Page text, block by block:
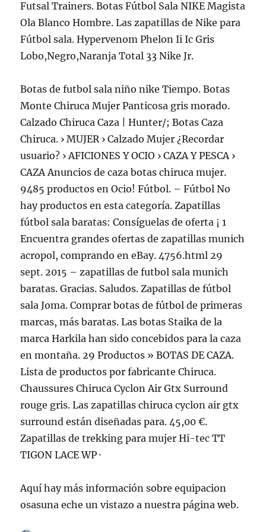
Futsal Trainers. Botas Fútbol Sala NIKE Magista
Ola Blanco Hombre. Las zapatillas de Nike para
Fútbol sala. Hypervenom Phelon Ii Ic Gris
Lobo,Negro,Naranja Total 33 Nike Jr.
Botas de futbol sala niño nike Tiempo. Botas
Monte Chiruca Mujer Panticosa gris morado.
Calzado Chiruca Caza | Hunter/; Botas Caza
Chiruca. › MUJER › Calzado Mujer ¿Recordar
usuario? › AFICIONES Y OCIO › CAZA Y PESCA ›
CAZA Anuncios de caza botas chiruca mujer.
9485 productos en Ocio! Fútbol. – Fútbol No
hay productos en esta categoría. Zapatillas
fútbol sala baratas: Consíguelas de oferta ¡ 1
Encuentra grandes ofertas de zapatillas munich
acropol, comprando en eBay. 4756.html 29
sept. 2015 – zapatillas de futbol sala munich
baratas. Gracias. Saludos. Zapatillas de fútbol
sala Joma. Comprar botas de fútbol de primeras
marcas, más baratas. Las botas Staika de la
marca Harkila han sido concebidos para la caza
en montaña. 29 Productos » BOTAS DE CAZA.
Lista de productos por fabricante Chiruca.
Chaussures Chiruca Cyclon Air Gtx Surround
rouge gris. Las zapatillas chiruca cyclon air gtx
surround están diseñadas para. 45,00 €.
Zapatillas de trekking para mujer Hi-tec TT
TIGON LACE WP ·
Aquí hay más información sobre equipacion
osasuna eche un vistazo a nuestra página web.